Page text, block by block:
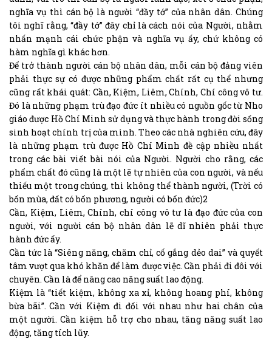
nghĩa vụ thì cán bộ là người “đầy tớ” của nhân dân. Chúng
tôi nghĩ rằng, “đầy tớ” đây chỉ là cách nói của Người, nhằm
nhấn mạnh cái chức phận và nghĩa vụ ấy, chứ không có
hàm nghĩa gì khác hơn.
Để trở thành người cán bộ nhân dân, mỗi cán bộ đảng viên
phải thực sự có được những phẩm chất rất cụ thể nhưng
cũng rất khái quát: Cần, Kiệm, Liêm, Chính, Chí công vô tư.
Đó là những phạm trù đạo đức ít nhiều có nguồn gốc từ Nho
giáo được Hồ Chí Minh sử dụng và thực hành trong đời sống
sinh hoạt chính trị của mình. Theo các nhà nghiên cứu, đây
là những phạm trù được Hồ Chí Minh đề cập nhiều nhất
trong các bài viết bài nói của Người. Người cho rằng, các
phẩm chất đó cũng là một lẽ tự nhiên của con người, và nếu
thiếu một trong chúng, thì không thể thành người, (Trời có
bốn mùa, đất có bốn phương, người có bốn đức)2
Cần, Kiệm, Liêm, Chính, chí công vô tư là đạo đức của con
người, với người cán bộ nhân dân lẽ dĩ nhiên phải thực
hành đức ấy.
Cần tức là “Siêng năng, chăm chỉ, cố gắng dẻo dai” và quyết
tâm vượt qua khó khăn để làm được việc. Cần phải đi đôi với
chuyên. Cần là để nâng cao năng suất lao động.
Kiệm là “tiết kiệm, không xa xỉ, không hoang phí, không
bừa bãi”. Cần với Kiệm đi đối với nhau như hai chân của
một người. Cần kiệm hỗ trợ cho nhau, tăng năng suất lao
động, tăng tích lũy.